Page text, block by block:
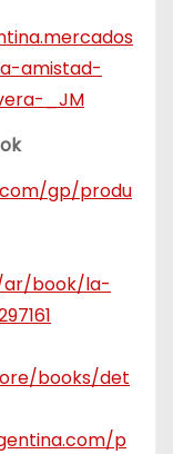
amistad-
_JM
gp/produ
ar/book/la-
books/det
p